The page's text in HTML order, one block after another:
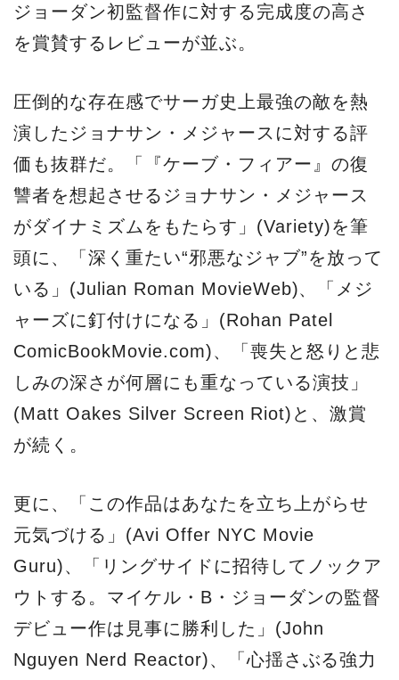
ジョーダン初監督作に対する完成度の高さ
を賞賛するレビューが並ぶ。
圧倒的な存在感でサーガ史上最強の敵を熱
演したジョナサン・メジャースに対する評
価も抜群だ。「『ケーブ・フィアー』の復
讐者を想起させるジョナサン・メジャース
がダイナミズムをもたらす」(Variety)を筆
頭に、「深く重たい“邪悪なジャブ”を放って
いる」(Julian Roman MovieWeb)、「メジ
ャーズに釘付けになる」(Rohan Patel
ComicBookMovie.com)、「喪失と怒りと悲
しみの深さが何層にも重なっている演技」
(Matt Oakes Silver Screen Riot)と、激賞
が続く。
更に、「この作品はあなたを立ち上がらせ
元気づける」(Avi Offer NYC Movie
Guru)、「リングサイドに招待してノックア
ウトする。マイケル・B・ジョーダンの監督
デビュー作は見事に勝利した」(John
Nguyen Nerd Reactor)、「心揺さぶる強力